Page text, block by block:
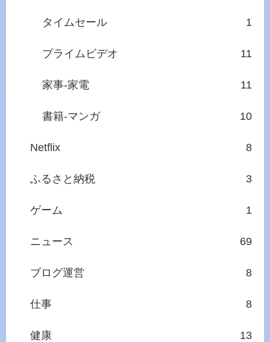
タイムセール 1
プライムビデオ 11
家事‐家電 11
書籍‐マンガ 10
Netflix 8
ふるさと納税 3
ゲーム 1
ニュース 69
ブログ運営 8
仕事 8
健康 13